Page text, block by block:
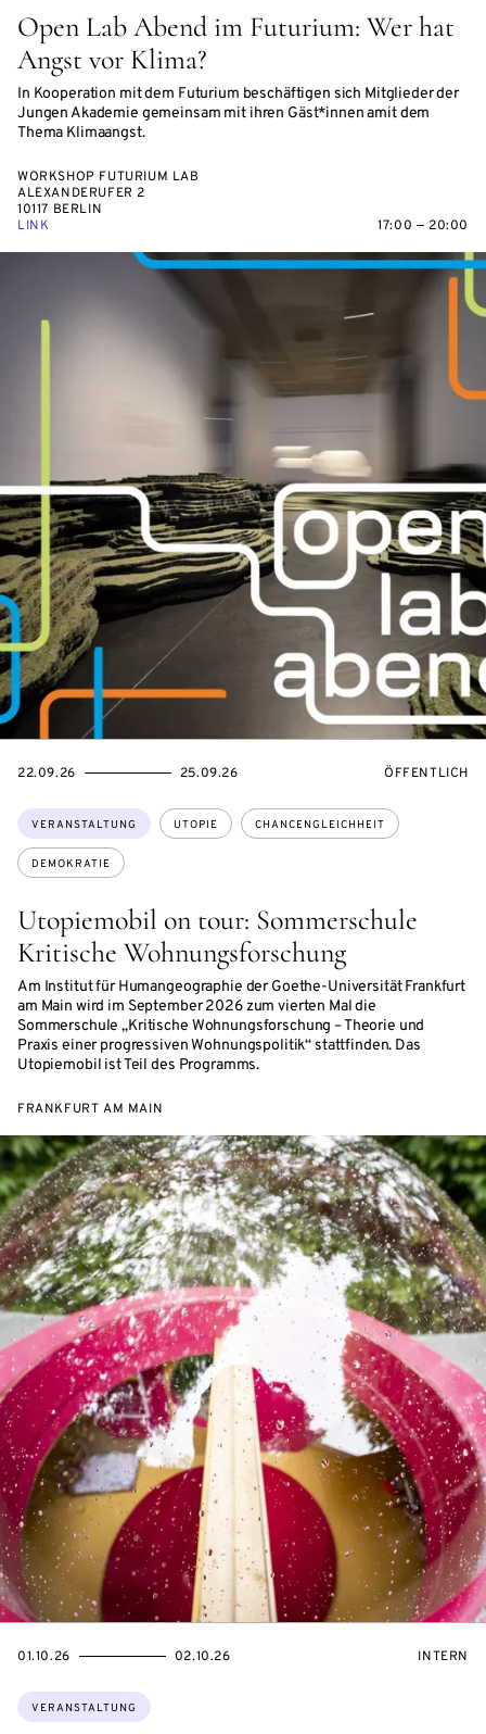
Open Lab Abend im Futurium: Wer hat
Angst vor Klima?
In Kooperation mit dem Futurium beschäftigen sich Mitglieder der
Jungen Akademie gemeinsam mit ihren Gäst*innen amit dem
Thema Klimaangst.
WORKSHOP FUTURIUM LAB
ALEXANDERUFER 2
10117 BERLIN
LINK
17:00 — 20:00
Utopiemobil on tour: Sommerschule
Kritische Wohnungsforschung
Am Institut für Humangeographie der Goethe-Universität Frankfurt
am Main wird im September 2026 zum vierten Mal die
Sommerschule „Kritische Wohnungsforschung – Theorie und
Praxis einer progressiven Wohnungspolitik“ stattfinden. Das
Utopiemobil ist Teil des Programms.
Themen:
VERANSTALTUNG UTOPIE CHANCENGLEICHHEIT
DEMOKRATIE
EVENTBEGINSON
22.09.26
EVENTENDSON 25.09.26 ÖFFENTLICH
FRANKFURT AM MAIN
Themen:
VERANSTALTUNG
EVENTBEGINSON
01.10.26
EVENTENDSON 02.10.26 INTERN